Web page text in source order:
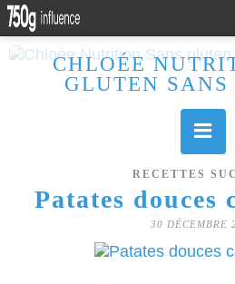
CHLOÉE
GLUTEN SANS
RECETTES
Patates douces
30 DÉCEMBRE